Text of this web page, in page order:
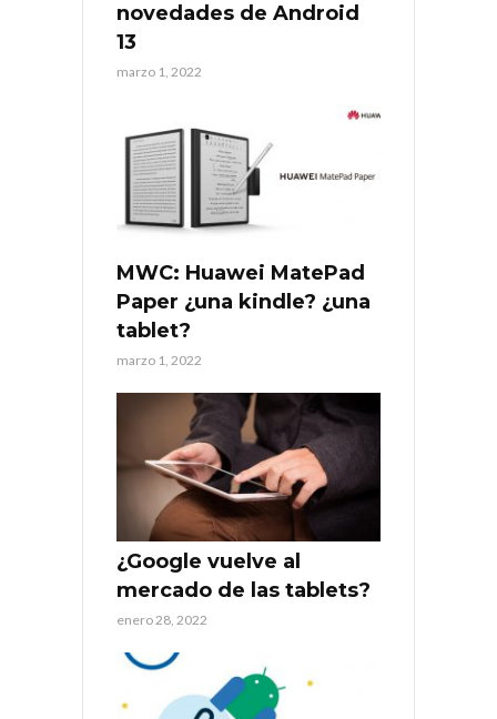
novedades de Android
13
marzo 1, 2022
MWC: Huawei MatePad
Paper ¿una kindle? ¿una
tablet?
marzo 1, 2022
¿Google vuelve al
mercado de las tablets?
enero 28, 2022